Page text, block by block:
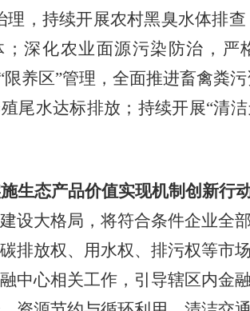
理，持续开展农村黑臭水体排
；深化农业面源污染防治，严
限养区”管理，全面推进畜禽粪
尾水达标排放；持续开展“清
生态产品价值实现机制创新行
设大格局，将符合条件企业全
排放权、用水权、排污权等市
中心相关工作，引导辖区内金